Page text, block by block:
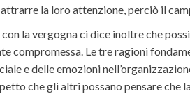
la loro attenzione, perciò il
la vergogna ci dice inoltre che
compromessa. Le tre ragioni
e delle emozioni
che gli altri possano pensare